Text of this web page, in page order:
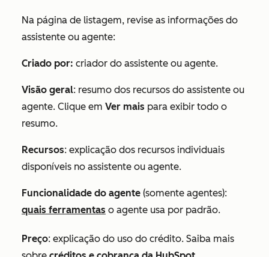
Na página de listagem, revise as informações do
assistente ou agente:
Criado por: criador do assistente ou agente.
Visão geral: resumo dos recursos do assistente ou
agente. Clique em Ver mais para exibir todo o
resumo.
Recursos: explicação dos recursos individuais
disponíveis no assistente ou agente.
Funcionalidade do agente (somente agentes):
quais ferramentas o agente usa por padrão.
Preço: explicação do uso do crédito. Saiba mais